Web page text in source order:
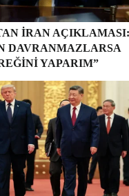
İRAN AÇIKLAMASI:
DAVRANMAZLARSA
YAPARIM”